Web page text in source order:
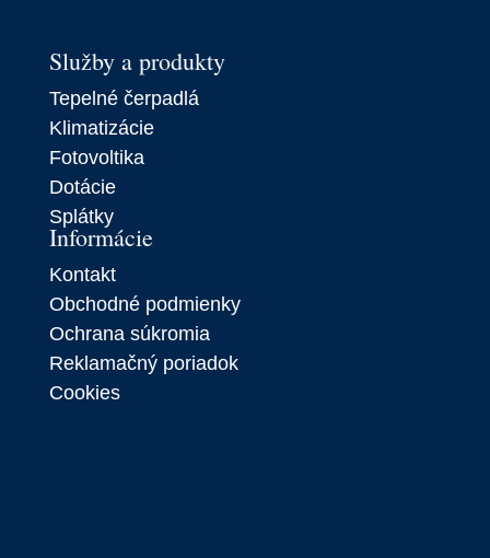
Služby a produkty
Tepelné čerpadlá
Klimatizácie
Fotovoltika
Dotácie
Splátky
Informácie
Kontakt
Obchodné podmienky
Ochrana súkromia
Reklamačný poriadok
Cookies